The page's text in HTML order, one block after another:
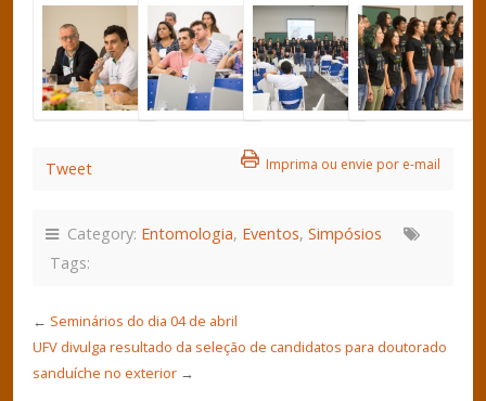
Imprima ou envie por e-mail
Tweet
Category: Entomologia, Eventos, Simpósios
Tags:
← Seminários do dia 04 de abril
UFV divulga resultado da seleção de candidatos para doutorado
sanduíche no exterior →